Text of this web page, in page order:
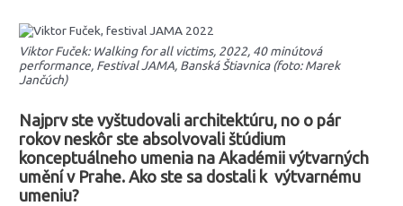
Viktor Fuček: Walking for all victims, 2022, 40 minútová
performance, Festival JAMA, Banská Štiavnica (foto: Marek
Jančúch)
Najprv ste vyštudovali architektúru, no o pár
rokov neskôr ste absolvovali štúdium
konceptuálneho umenia na Akadémii výtvarných
umění v Prahe. Ako ste sa dostali k výtvarnému
umeniu?